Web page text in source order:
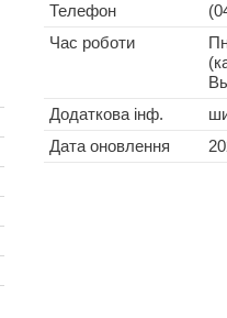
Телефон
Час роботи
Додаткова інф.
Дата оновлення